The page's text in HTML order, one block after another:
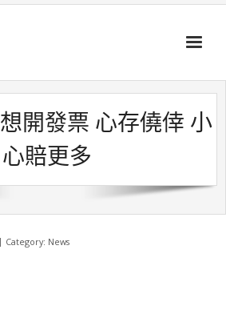
開發票 心存僥倖 小
心賠更多
Category: News